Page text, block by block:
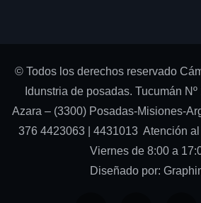
© Todos los derechos reservado
Idunstria de posadas. Tucumán
Azara – (3300) Posadas-Misiones-
376 4423063 | 4431013 Atención
Viernes de 8:00 a
Diseñado por: